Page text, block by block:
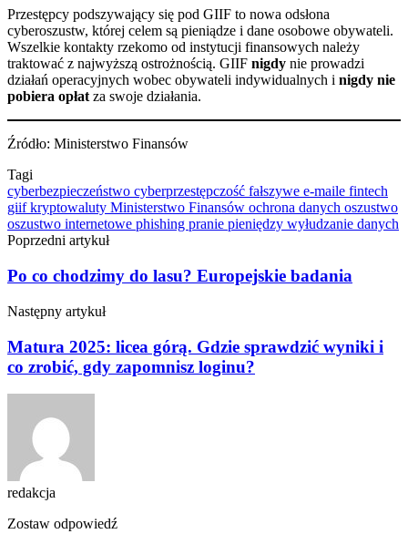
Przestępcy podszywający się pod GIIF to nowa odsłona
cyberoszustw, której celem są pieniądze i dane osobowe obywateli.
Wszelkie kontakty rzekomo od instytucji finansowych należy
traktować z najwyższą ostrożnością. GIIF nigdy nie prowadzi
działań operacyjnych wobec obywateli indywidualnych i nigdy nie
pobiera opłatza swoje działania.
Źródło: Ministerstwo Finansów
Tagi
cyberbezpieczeństwo cyberprzestępczość fałszywe e-maile fintech
giifkryptowaluty Ministerstwo Finansów ochrona danych oszustwo
oszustwo internetowe phishing pranie pieniędzy wyłudzanie danych
Poprzedni artykuł
Po co chodzimy do lasu? Europejskie badania
Następny artykuł
Matura 2025: licea górą. Gdzie sprawdzić wyniki i
co zrobić, gdy zapomnisz loginu?
redakcja
Zostaw odpowiedź